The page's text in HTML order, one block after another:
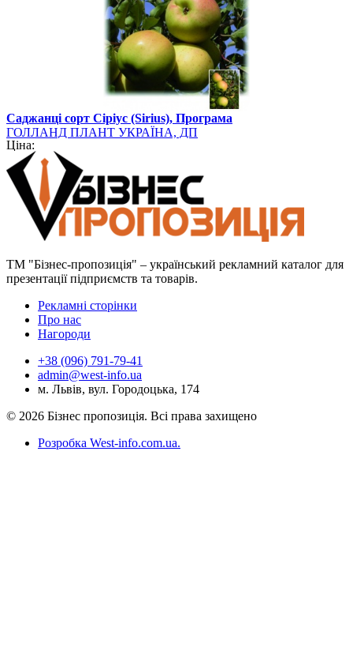
Саджанці сорт Сіріус (Sirius), Програма
ГОЛЛАНД ПЛАНТ УКРАЇНА, ДП
Ціна:
ТМ "Бізнес-пропозиція" – український рекламний каталог для
презентації підприємств та товарів.
Рекламні сторінки
Про нас
Нагороди
+38 (096) 791-79-41
admin@west-info.ua
м. Львів, вул. Городоцька, 174
© 2026 Бізнес пропозиція. Всі права захищено
Розробка West-info.com.ua.